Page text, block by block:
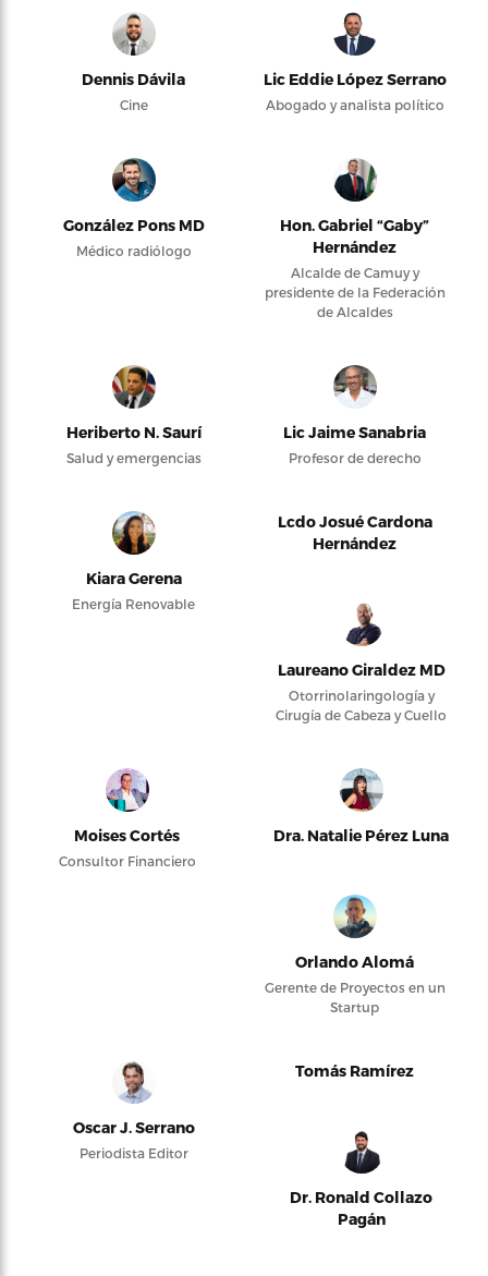
Dennis Dávila
Cine
Lic Eddie López Serrano
Abogado y analista político
González Pons MD
Médico radiólogo
Hon. Gabriel “Gaby”
Hernández
Alcalde de Camuy y
presidente de la Federación
de Alcaldes
Heriberto N. Saurí
Salud y emergencias
Lic Jaime Sanabria
Profesor de derecho
Kiara Gerena
Energía Renovable
Lcdo Josué Cardona
Hernández
Laureano Giraldez MD
Otorrinolaringología y
Cirugía de Cabeza y Cuello
Moises Cortés
Consultor Financiero
Dra. Natalie Pérez Luna
Orlando Alomá
Gerente de Proyectos en un
Startup
Oscar J. Serrano
Periodista Editor
Tomás Ramírez
Dr. Ronald Collazo
Pagán